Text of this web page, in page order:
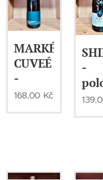
MARKÉTA
CUVEÉ
-
168,00 Kč
-